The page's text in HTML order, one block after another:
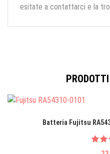
esitate a contattarci e la
Batteria Fujitsu